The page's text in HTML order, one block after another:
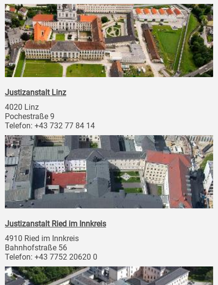
Justizanstalt Linz
4020 Linz
Pochestraße 9
Telefon: +43 732 77 84 14
Justizanstalt Ried im Innkreis
4910 Ried im Innkreis
Bahnhofstraße 56
Telefon: +43 7752 20620 0